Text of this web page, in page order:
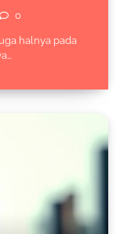
0
halnya pada